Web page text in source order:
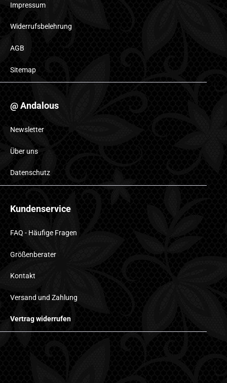
Impressum
Widerrufsbelehrung
AGB
Sitemap
@ Andalous
Newsletter
Über uns
Datenschutz
Kundenservice
FAQ - Häufige Fragen
Größenberater
Kontakt
Versand und Zahlung
Vertrag widerrufen